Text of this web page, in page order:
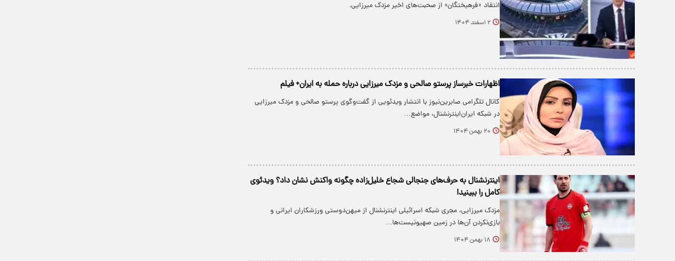
انتقاد «فرهیختگان» از صحبت‌های اخیر مزدک میرزایی.
۲ اسفند ۱۴۰۴
اظهارات خبرساز پرستو صالحی و مزدک میرزایی درباره حمله به ایران+ فیلم
کانال تلگرامی صابرین‌نیوز با انتشار ویدئویی از گفت‌وگوی پرستو صالحی و مزدک میرزایی
در شبکه ایران‌اینترنشنال، مواضع…
۲۰ بهمن ۱۴۰۴
اینترنشنال به حرف‌های جنجالی شجاع خلیل‌زاده چگونه واکنش نشان داد؟ ویدئوی
کامل را ببینید!
مزدک میرزایی، مجری شبکه اسرائیلی اینترنشنال از میهن‌دوستی ورزشکاران ایرانی و
بازی‌نکردن آن‌ها در زمین صهیونیست‌ها…
۱۸ بهمن ۱۴۰۴